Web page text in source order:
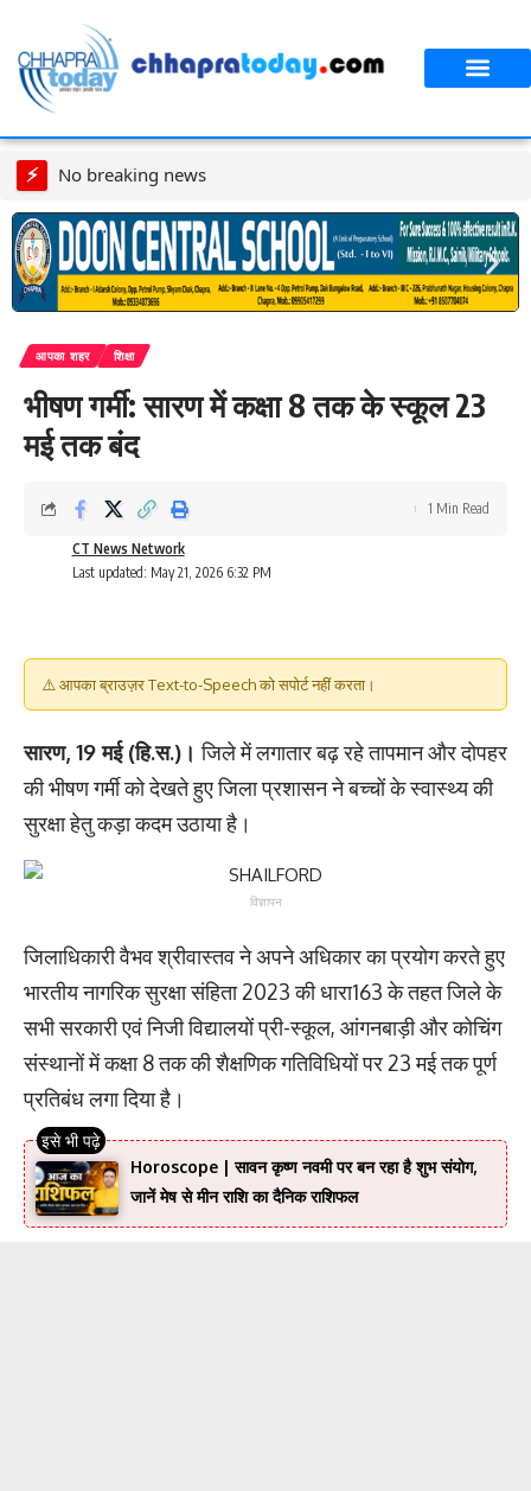
⚡ No breaking news
आपका शहर शिक्षा
भीषण गर्मी: सारण में कक्षा 8 तक के स्कूल 23
मई तक बंद
Last updated: May 21, 2026 6:32 PM
CT News Network
1 Min Read
⚠️ आपका ब्राउज़र Text-to-Speech को सपोर्ट नहीं करता।
सारण, 19 मई (हि.स.)।जिले में लगातार बढ़ रहे तापमान और दोपहर
की भीषण गर्मी को देखते हुए जिला प्रशासन ने बच्चों के स्वास्थ्य की
सुरक्षा हेतु कड़ा कदम उठाया है।
विज्ञापन
जिलाधिकारी वैभव श्रीवास्तव ने अपने अधिकार का प्रयोग करते हुए
भारतीय नागरिक सुरक्षा संहिता 2023 की धारा163 के तहत जिले के
सभी सरकारी एवं निजी विद्यालयों प्री-स्कूल, आंगनबाड़ी और कोचिंग
संस्थानों में कक्षा 8 तक की शैक्षणिक गतिविधियों पर 23 मई तक पूर्ण
प्रतिबंध लगा दिया है।
Horoscope | सावन कृष्ण नवमी पर बन रहा है शुभ संयोग,
जानें मेष से मीन राशि का दैनिक राशिफल